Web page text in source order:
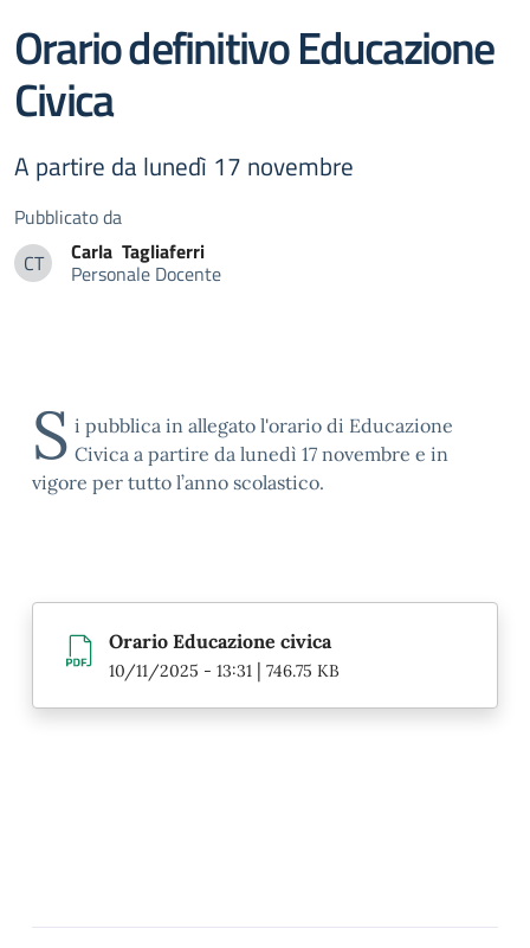
Orario definitivo Educazione
Civica
A partire da lunedì 17 novembre
Pubblicato da
CT
Carla Tagliaferri
Carla Tagliaferri
Personale Docente
S i pubblica in allegato l'orario di Educazione
Civica a partire da lunedì 17 novembre e in
vigore per tutto l’anno scolastico.
Orario Educazione civica
10/11/2025 - 13:31 | 746.75 KB